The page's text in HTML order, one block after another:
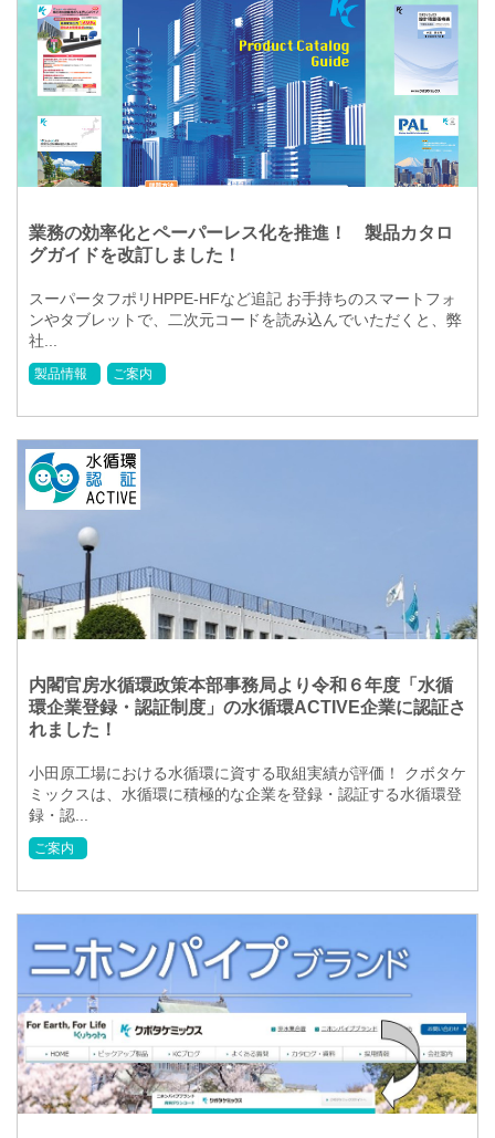
業務の効率化とペーパーレス化を推進！ 製品カタロ
グガイドを改訂しました！
スーパータフポリHPPE-HFなど追記 お手持ちのスマートフォ
ンやタブレットで、二次元コードを読み込んでいただくと、弊
社...
製品情報 ご案内
内閣官房水循環政策本部事務局より令和６年度「水循
環企業登録・認証制度」の水循環ACTIVE企業に認証さ
れました！
小田原工場における水循環に資する取組実績が評価！ クボタケ
ミックスは、水循環に積極的な企業を登録・認証する水循環登
録・認...
ご案内